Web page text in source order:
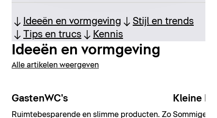
Ideeën en vormgeving
Stijl en trends
Tips en trucs
Kennis
Ideeën en vormgeving
Alle artikelen weergeven
GastenWC's
Ruimtebesparende en slimme producten. Zo
Kleine
Sommige